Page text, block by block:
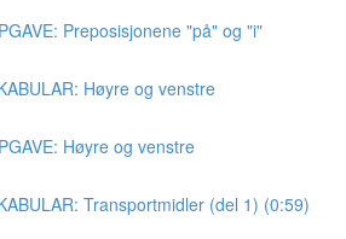
Preposisjonene "på" og "i"
Høyre og venstre
Høyre og venstre
Transportmidler (del 1) (0:59)